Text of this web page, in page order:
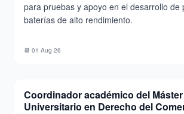
para pruebas y apoyo en el desarrollo de
baterías de alto rendimiento.
📆 01 Aug 26
Coordinador académico del Máster
Universitario en Derecho del